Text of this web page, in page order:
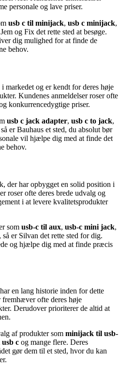
personale og lave priser.
usb c til minijack, usb c minijack,
og Fix det rette sted at besøge.
dig mulighed for at finde de
behov.
markedet og er kendt for deres høje
Kundenes anmeldelser roser ofte
konkurrencedygtige priser.
usb c jack adapter, usb c to jack,
er Bauhaus et sted, du absolut bør
vil hjælpe dig med at finde det
behov.
der har opbygget en solid position i
roser ofte deres brede udvalg og
i at levere kvalitetsprodukter
som usb-c til aux, usb-c mini jack,
så er Silvan det rette sted for dig.
og hjælpe dig med at finde præcis
en lang historie inden for dette
fremhæver ofte deres høje
Derudover prioriterer de altid at
af produkter som minijack til usb-
c og mange flere. Deres
gør dem til et sted, hvor du kan